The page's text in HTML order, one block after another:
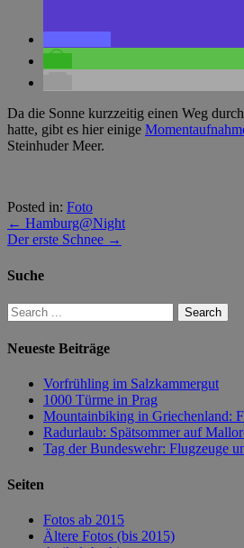
Da die Sonne kurzzeitig einen Weg
hatte, gibt es hier einige
Steinhuder Meer.
Posted in: Foto
← Hamburg@Night
Der erste Schnee →
Suche
Neueste Beiträge
Vorfrühling im Salzkammergut
1000 Türme in Prag
Mountainbiking in Griechenland:
Radurlaub: Spätsommer auf
Tag der Bundeswehr: Flugzeuge
Seiten
Fotos ab 2015
Ältere Fotos (bis 2015)